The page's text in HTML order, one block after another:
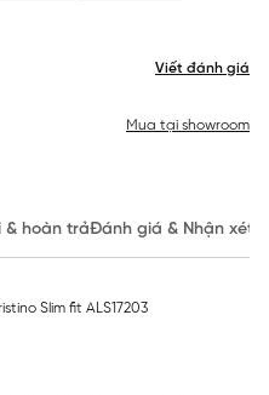
Viết đánh giá
Mua tại showroom
& hoàn trảĐánh giá & Nhận xét
Slim fit ALS17203